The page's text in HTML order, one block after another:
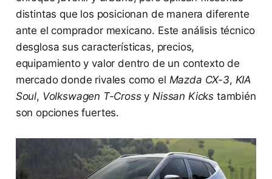
distintas que los posicionan de manera diferente
ante el comprador mexicano. Este análisis técnico
desglosa sus características, precios,
equipamiento y valor dentro de un contexto de
mercado donde rivales como el Mazda CX-3, KIA
Soul, Volkswagen T-CrossyNissan Kicks también
son opciones fuertes.